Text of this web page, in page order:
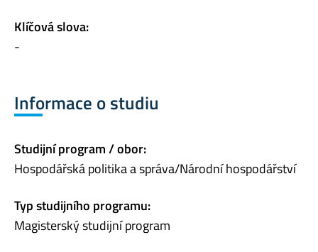
Klíčová slova:
-
Informace o studiu
Studijní program / obor:
Hospodářská politika a správa/Národní hospodářství
Typ studijního programu:
Magisterský studijní program